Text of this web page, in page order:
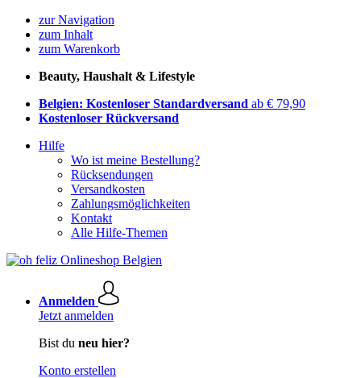
zur Navigation
zum Inhalt
zum Warenkorb
Beauty, Haushalt & Lifestyle
Belgien: Kostenloser Standardversand ab € 79,90
Kostenloser Rückversand
Hilfe
Wo ist meine Bestellung?
Rücksendungen
Versandkosten
Zahlungsmöglichkeiten
Kontakt
Alle Hilfe-Themen
Anmelden
Jetzt anmelden
Bist du neu hier?
Konto erstellen